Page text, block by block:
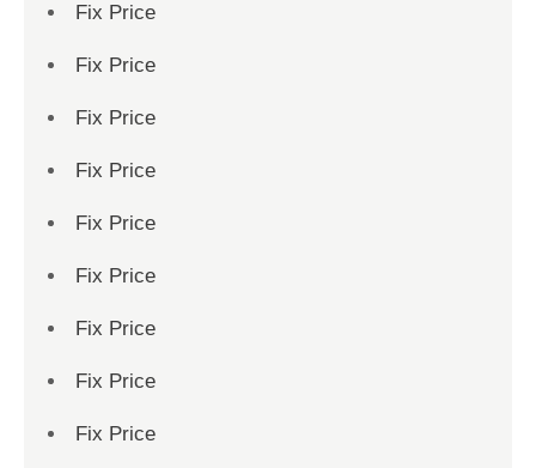
Fix Price
Fix Price
Fix Price
Fix Price
Fix Price
Fix Price
Fix Price
Fix Price
Fix Price